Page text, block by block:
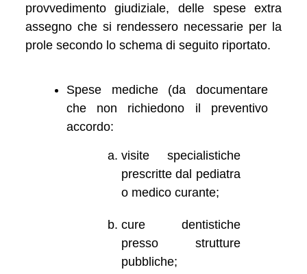
provvedimento giudiziale, delle spese extra
assegno che si rendessero necessarie per la
prole secondo lo schema di seguito riportato.
Spese mediche (da documentare
che non richiedono il preventivo
accordo:
visite specialistiche
prescritte dal pediatra
o medico curante;
cure dentistiche
presso strutture
pubbliche;